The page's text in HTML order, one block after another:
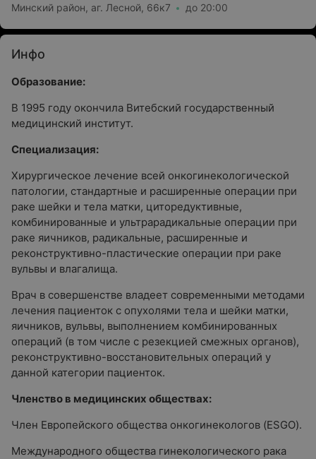
Минский район, аг. Лесной, 66к7 до 20:00
Инфо
Образование:
В 1995 году окончила Витебский государственный
медицинский институт.
Специализация:
Хирургическое лечение всей онкогинекологической
патологии, стандартные и расширенные операции при
раке шейки и тела матки, циторедуктивные,
комбинированные и ультрарадикальные операции при
раке яичников, радикальные, расширенные и
реконструктивно-пластические операции при раке
вульвы и влагалища.
Врач в совершенстве владеет современными методами
лечения пациенток с опухолями тела и шейки матки,
яичников, вульвы, выполнением комбинированных
операций (в том числе с резекцией смежных органов),
реконструктивно-восстановительных операций у
данной категории пациенток.
Членство в медицинских обществах:
Член Европейского общества онкогинекологов (ESGO).
Международного общества гинекологического рака